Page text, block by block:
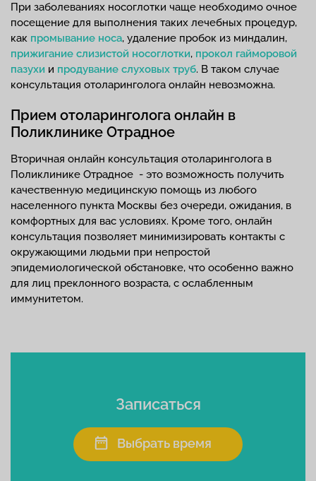
При заболеваниях носоглотки чаще необходимо очное
посещение для выполнения таких лечебных процедур,
как промывание носа, удаление пробок из миндалин,
прижигание слизистой носоглотки, прокол гайморовой
пазухи и продувание слуховых труб. В таком случае
консультация отоларинголога онлайн невозможна.
Прием отоларинголога онлайн в
Поликлинике Отрадное
Вторичная онлайн консультация отоларинголога в
Поликлинике Отрадное - это возможность получить
качественную медицинскую помощь из любого
населенного пункта Москвы без очереди, ожидания, в
комфортных для вас условиях. Кроме того, онлайн
консультация позволяет минимизировать контакты с
окружающими людьми при непростой
эпидемиологической обстановке, что особенно важно
для лиц преклонного возраста, с ослабленным
иммунитетом.
Записаться
Выбрать время